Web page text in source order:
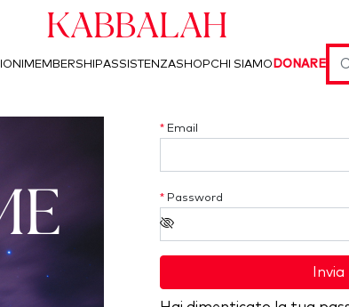
Kabbalah
MEMBERSHIPASSISTENZASHOPCHI SIAMO DONARE
* Email
* Password
Invia